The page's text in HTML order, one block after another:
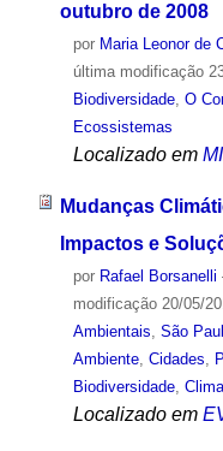
outubro de 2008
por Maria Leonor de
última modificação
Biodiversidade, O
Ecossistemas
Localizado em
Mudanças
Impactos e
por Rafael Borsanelli
modificação20/05/
Ambientais, São
Ambiente, Cidades,
Biodiversidade, Clima
Localizado em